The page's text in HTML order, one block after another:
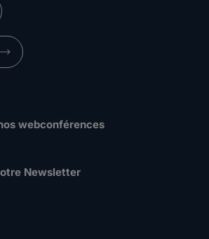
webconférences
Newsletter